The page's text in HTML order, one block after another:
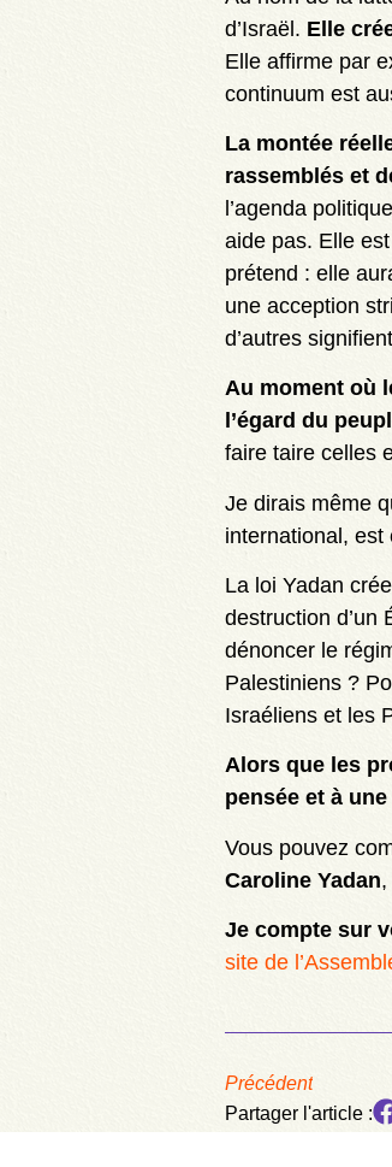
d’Israël. Elle
Elle affirme par
continuum est
La montée
rassemblés et
l’agenda
aide pas. Elle
prétend : elle
une acception
d’autres
Au moment où
l’égard du
faire taire celles
Je dirais même
international, est
La loi Yadan
destruction d’un
dénoncer le
Palestiniens ?
Israéliens et les
Alors que les
pensée et à
Vous pouvez
Caroline Yadan
Je compte sur
site de
Précédent
Partager l'article :